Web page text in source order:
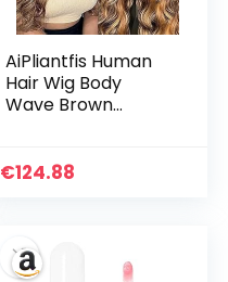
AiPliantfis Human
Hair Wig Body
Wave Brown
Front Glueless Wig
Plucked 150%
€124.88